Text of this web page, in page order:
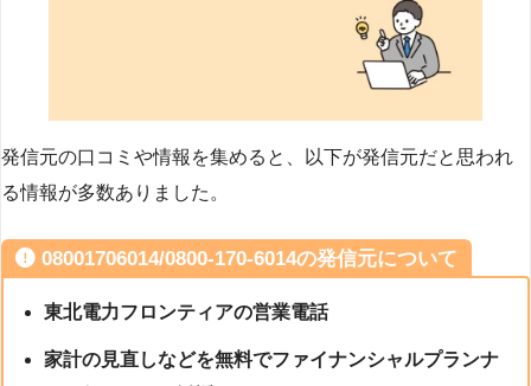
発信元の口コミや情報を集めると、以下が発信元だと思われ
る情報が多数ありました。
08001706014/0800-170-6014の発信元について
東北電力フロンティアの営業電話
家計の見直しなどを無料でファイナンシャルプランナ